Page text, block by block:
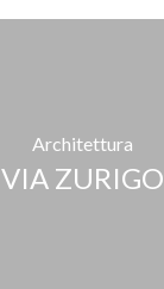
Architettura
VIA ZURIGO